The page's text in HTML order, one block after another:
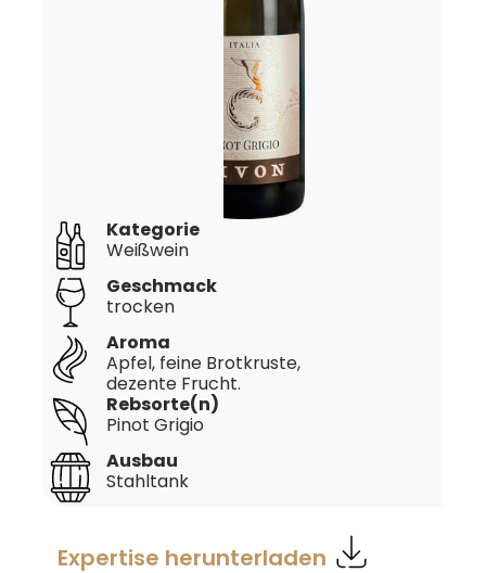
Ausbau
Stahltank
Kategorie
Weißwein
Aroma
Apfel, feine Brotkruste,
dezente Frucht.
Geschmack
trocken
Rebsorte(n)
Pinot Grigio
Expertise herunterladen